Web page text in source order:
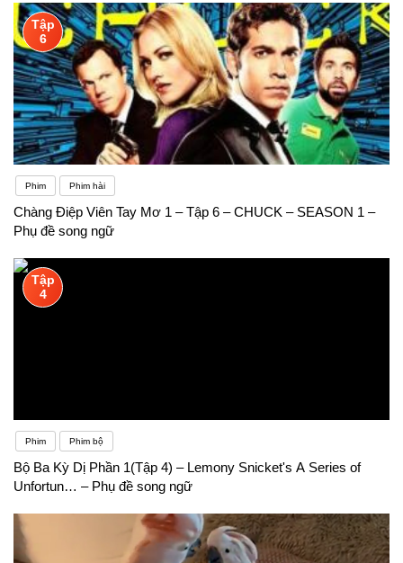
Tập
6
Phim Phim hài
Chàng Điệp Viên Tay Mơ 1 – Tập 6 – CHUCK – SEASON 1 –
Phụ đề song ngữ
Tập
4
Phim Phim bộ
Bộ Ba Kỳ Dị Phần 1(Tập 4) – Lemony Snicket's A Series of
Unfortun… – Phụ đề song ngữ